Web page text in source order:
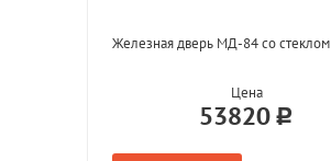
Железная дверь МД-84 со стеклом
Цена
53820